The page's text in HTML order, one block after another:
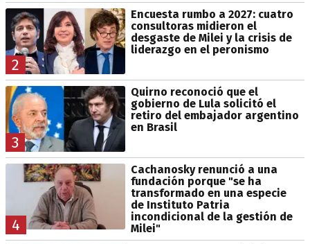
2
Encuesta rumbo a 2027: cuatro
consultoras midieron el
desgaste de Milei y la crisis de
liderazgo en el peronismo
3
Quirno reconoció que el
gobierno de Lula solicitó el
retiro del embajador argentino
en Brasil
4
Cachanosky renunció a una
fundación porque "se ha
transformado en una especie
de Instituto Patria
incondicional de la gestión de
Milei"